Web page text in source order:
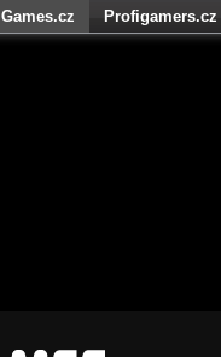
Games.cz Profigamers.cz